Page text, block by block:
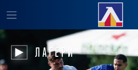
ЛАГЕРИ